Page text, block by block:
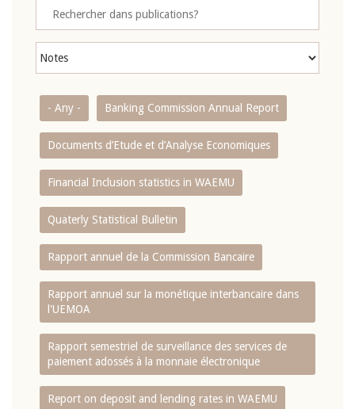
- Any - Banking Commission Annual Report
Documents d’Etude et d’Analyse Economiques
Financial Inclusion statistics in WAEMU
Quaterly Statistical Bulletin
Rapport annuel de la Commission Bancaire
Rapport annuel sur la monétique interbancaire dans
l'UEMOA
Rapport semestriel de surveillance des services de
paiement adossés à la monnaie électronique
Report on deposit and lending rates in WAEMU